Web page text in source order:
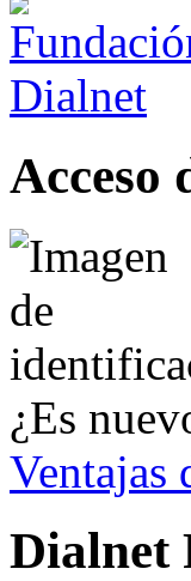
Acceso
¿Es
Ventajas
Dialnet